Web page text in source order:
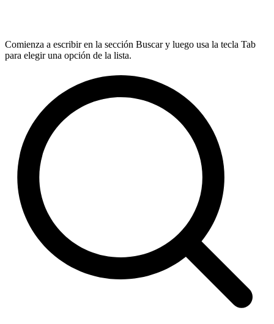
Comienza a escribir en la sección Buscar y luego usa la tecla Tab
para elegir una opción de la lista.